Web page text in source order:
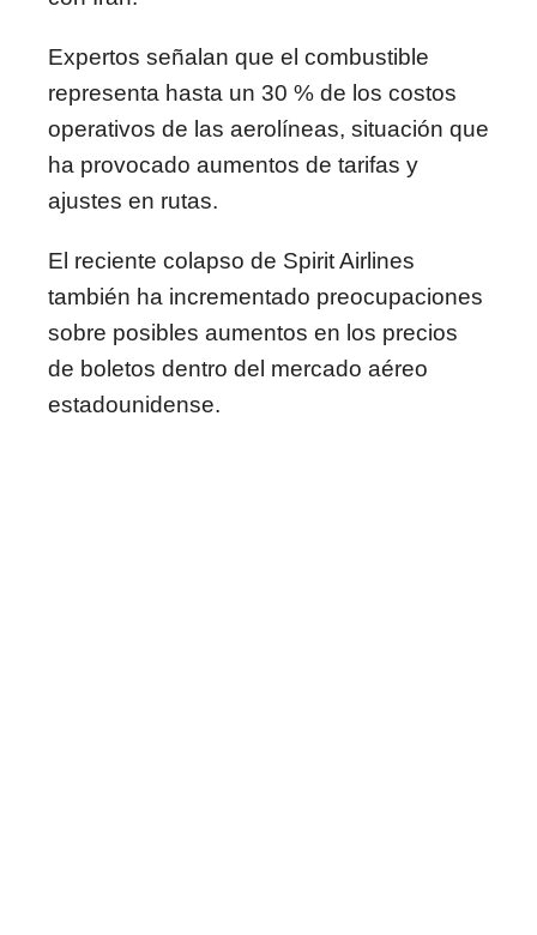
Expertos señalan que el combustible
representa hasta un 30 % de los costos
operativos de las aerolíneas, situación que
ha provocado aumentos de tarifas y
ajustes en rutas.
El reciente colapso de Spirit Airlines
también ha incrementado preocupaciones
sobre posibles aumentos en los precios
de boletos dentro del mercado aéreo
estadounidense.